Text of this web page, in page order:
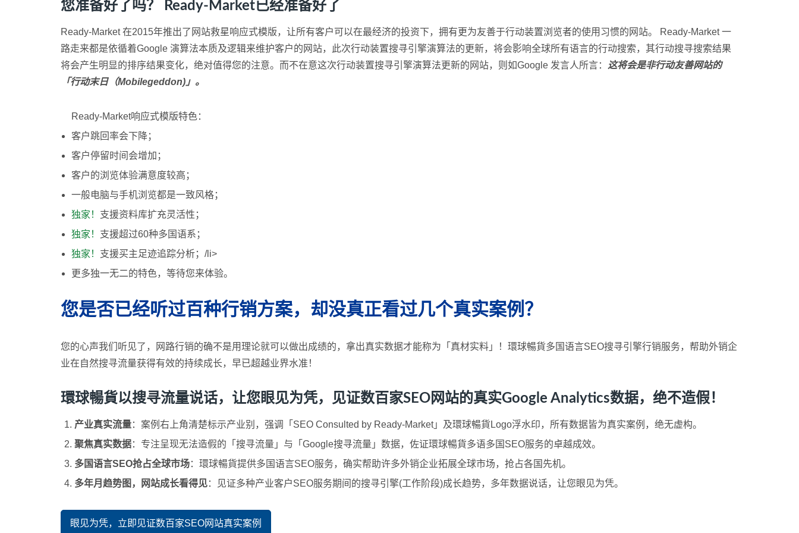
您准备好了吗？ Ready-Market已经准备好了
Ready-Market 在2015年推出了网站救星响应式模版，让所有客户可以在最经济的投资下，拥有更为友善于行动装置浏览者的使用习惯的网站。 Ready-Market 一
路走来都是依循着Google 演算法本质及逻辑来维护客户的网站，此次行动装置搜寻引擎演算法的更新，将会影响全球所有语言的行动搜索，其行动搜寻搜索结果
将会产生明显的排序结果变化，绝对值得您的注意。而不在意这次行动装置搜寻引擎演算法更新的网站，则如Google 发言人所言： 这将会是非行动友善网站的
「行动末日（Mobilegeddon)」。
Ready-Market响应式模版特色：
客户跳回率会下降；
客户停留时间会增加；
客户的浏览体验满意度较高；
一般电脑与手机浏览都是一致风格；
独家！ 支援资料库扩充灵活性；
独家！ 支援超过60种多国语系；
独家！ 支援买主足迹追踪分析；/li>
更多独一无二的特色，等待您来体验。
您是否已经听过百种行销方案，却没真正看过几个真实案例？
您的心声我们听见了，网路行销的确不是用理论就可以做出成绩的，拿出真实数据才能称为「真材实料」！環球暢貨多国语言SEO搜寻引擎行销服务，帮助外销企
业在自然搜寻流量获得有效的持续成长，早已超越业界水准！
環球暢貨以搜寻流量说话，让您眼见为凭，见证数百家SEO网站的真实Google Analytics数据，绝不造假！
产业真实流量：案例右上角清楚标示产业别，强调「SEO Consulted by Ready-Market」及環球暢貨Logo浮水印，所有数据皆为真实案例，绝无虚构。
聚焦真实数据：专注呈现无法造假的「搜寻流量」与「Google搜寻流量」数据，佐证環球暢貨多语多国SEO服务的卓越成效。
多国语言SEO抢占全球市场：環球暢貨提供多国语言SEO服务，确实帮助许多外销企业拓展全球市场，抢占各国先机。
多年月趋势图，网站成长看得见：见证多种产业客户SEO服务期间的搜寻引擎(工作阶段)成长趋势，多年数据说话，让您眼见为凭。
眼见为凭，立即见证数百家SEO网站真实案例